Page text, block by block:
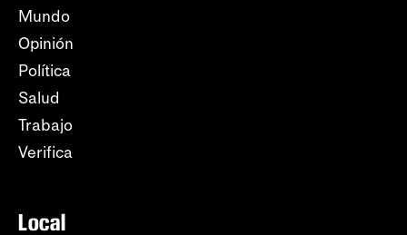
Mundo
Opinión
Política
Salud
Trabajo
Verifica
Local